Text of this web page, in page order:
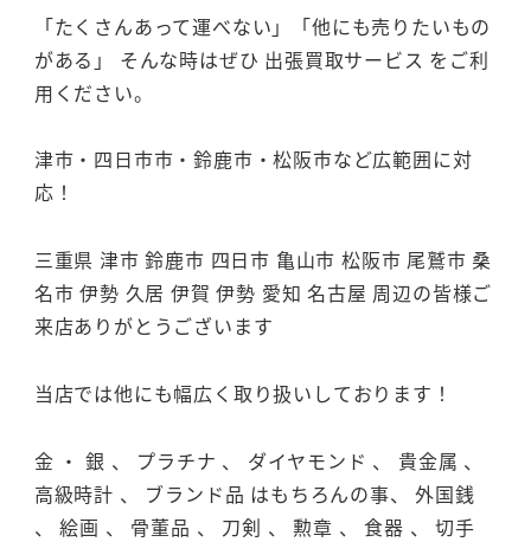
「たくさんあって運べない」「他にも売りたいもの
がある」 そんな時はぜひ 出張買取サービス をご利
用ください。
津市・四日市市・鈴鹿市・松阪市など広範囲に対
応！
三重県 津市 鈴鹿市 四日市 亀山市 松阪市 尾鷲市 桑
名市 伊勢 久居 伊賀 伊勢 愛知 名古屋 周辺の皆様ご
来店ありがとうございます
当店では他にも幅広く取り扱いしております！
金 ・ 銀 、 プラチナ 、 ダイヤモンド 、 貴金属 、
高級時計 、 ブランド品 はもちろんの事、 外国銭
、 絵画 、 骨董品 、 刀剣 、 勲章 、 食器 、 切手